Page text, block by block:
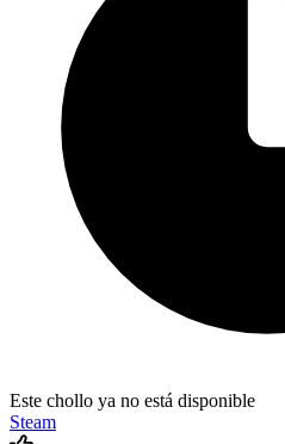
Este chollo ya no está disponible
Steam